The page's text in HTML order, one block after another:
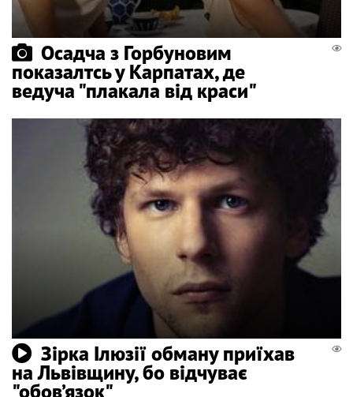
Осадча з Горбуновим
показалтсь у Карпатах, де
ведуча "плакала від краси"
Зірка Ілюзії обману приїхав
на Львівщину, бо відчуває
"обов’язок"